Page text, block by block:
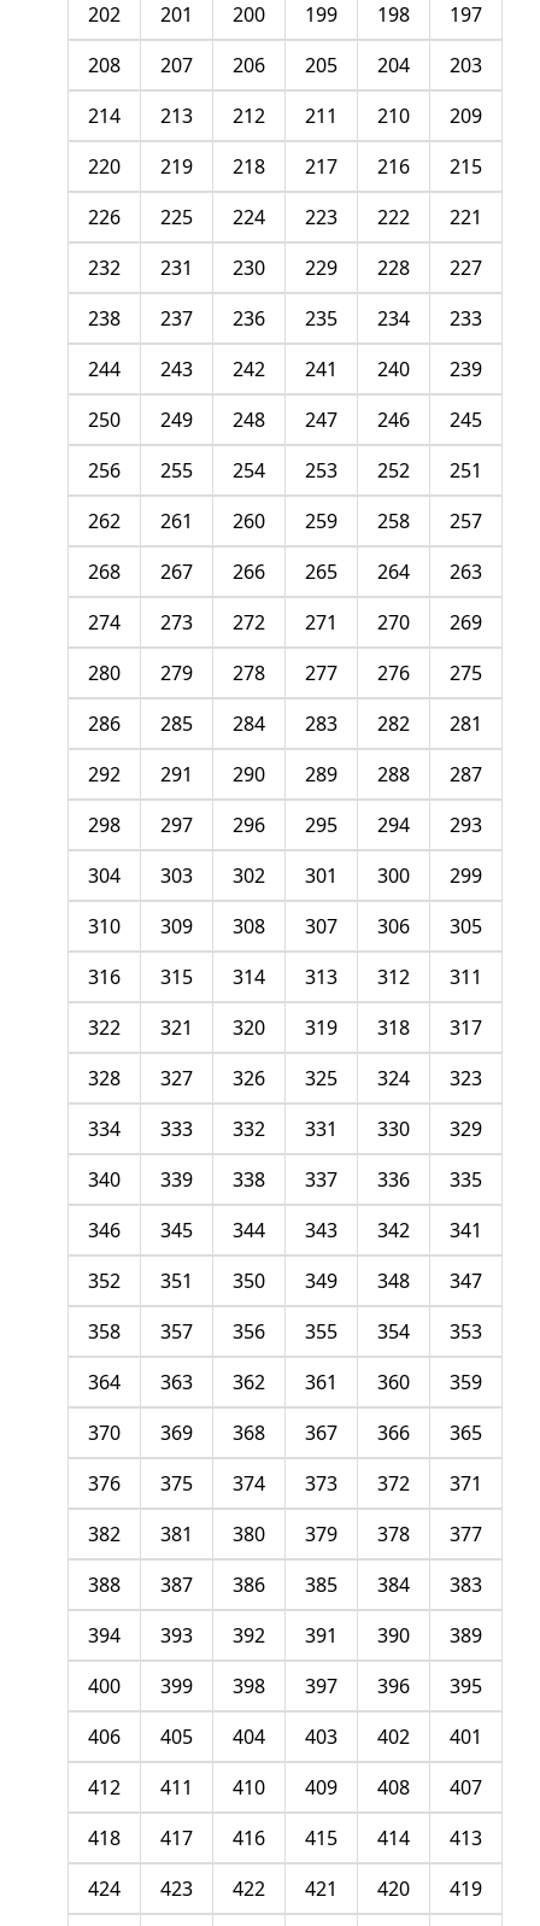
197
198
199
200
201
202
203
204
205
206
207
208
209
210
211
212
213
214
215
216
217
218
219
220
221
222
223
224
225
226
227
228
229
230
231
232
233
234
235
236
237
238
239
240
241
242
243
244
245
246
247
248
249
250
251
252
253
254
255
256
257
258
259
260
261
262
263
264
265
266
267
268
269
270
271
272
273
274
275
276
277
278
279
280
281
282
283
284
285
286
287
288
289
290
291
292
293
294
295
296
297
298
299
300
301
302
303
304
305
306
307
308
309
310
311
312
313
314
315
316
317
318
319
320
321
322
323
324
325
326
327
328
329
330
331
332
333
334
335
336
337
338
339
340
341
342
343
344
345
346
347
348
349
350
351
352
353
354
355
356
357
358
359
360
361
362
363
364
365
366
367
368
369
370
371
372
373
374
375
376
377
378
379
380
381
382
383
384
385
386
387
388
389
390
391
392
393
394
395
396
397
398
399
400
401
402
403
404
405
406
407
408
409
410
411
412
413
414
415
416
417
418
419
420
421
422
423
424